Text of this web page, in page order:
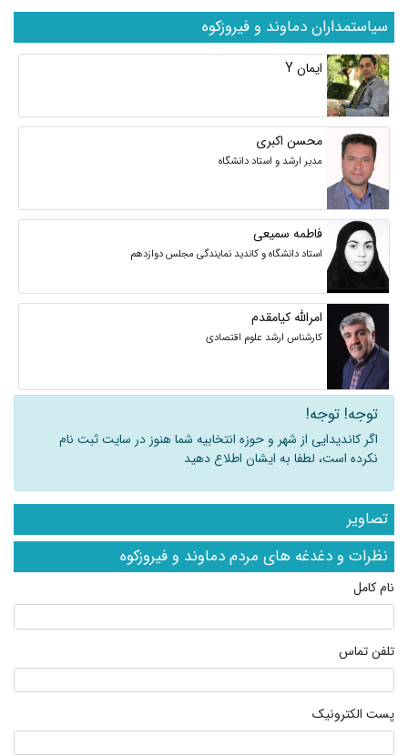
سیاستمداران دماوند و فیروزکوه
ایمان Y
محسن اکبری
مدیر ارشد و استاد دانشگاه
فاطمه سمیعی
استاد دانشگاه و کاندید نمایندگی مجلس دوازدهم
امرالله کیامقدم
کارشناس ارشد علوم اقتصادی
توجه! توجه!
اگر کاندیدایی از شهر و حوزه انتخابیه شما هنوز در سایت ثبت نام
نکرده است، لطفا به ایشان اطلاع دهید
تصاویر
نظرات و دغدغه های مردم دماوند و فیروزکوه
نام کامل
تلفن تماس
پست الکترونیک